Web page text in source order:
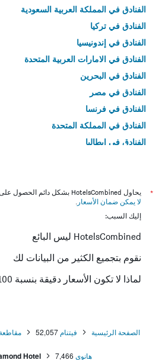
الفنادق في المملكة العربية السعودية
الفنادق في تركيا
الفنادق في إندونيسيا
الفنادق في الامارات العربية المتحدة
الفنادق في البحرين
الفنادق في مصر
الفنادق في فرنسا
الفنادق في المملكة المتحدة
الفنادق في إيطاليا
*
يحاول HotelsCombined بشكل دائم الحصول على الأسعار الدقيقة، ولكن
لا يمكن ضمان الأسعار .
إليك السبب:
HotelsCombined ليس البائع
نقوم بتجميع الكثير من البيانات لك
لماذا لا تكون الأسعار دقيقة بنسبة 100٪؟
الصفحة الرئيسية فيتنام 52,057 مقاطعة
هانوي 7,466
Hotel